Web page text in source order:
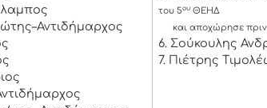
του 5ου ΘΕΗΔ
και αποχώρησε πριν
6. Σούκουλης
7. Πιέτρης